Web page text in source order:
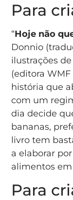
Para
“Hoje não
Donnio
ilustrações
(editora
história que
com um
dia decide
bananas,
livro tem
a elaborar
alimentos em
Para